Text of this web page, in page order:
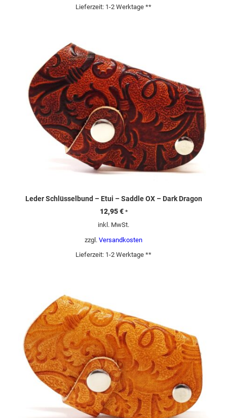
Lieferzeit: 1-2 Werktage **
Leder Schlüsselbund – Etui – Saddle OX – Dark Dragon
12,95€ *
inkl. MwSt.
zzgl. Versandkosten
Lieferzeit: 1-2 Werktage **